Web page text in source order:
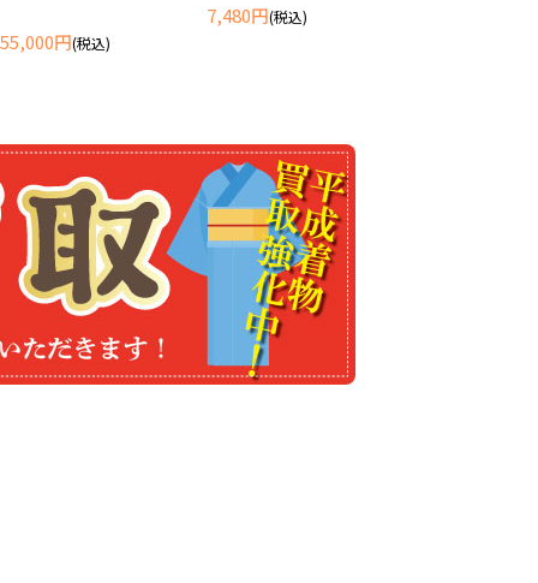
55,000円(税込)
7,480円(税込)